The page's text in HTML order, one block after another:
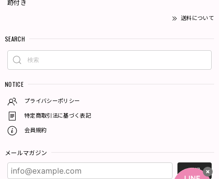
跡付き
送料について
SEARCH
NOTICE
プライバシーポリシー
特定商取引法に基づく表記
会員規約
メールマガジン
登録